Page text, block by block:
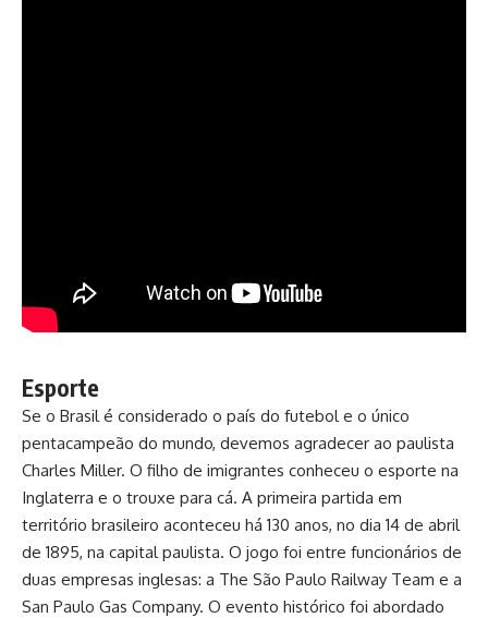
Esporte
Se o Brasil é considerado o país do futebol e o único
pentacampeão do mundo, devemos agradecer ao paulista
Charles Miller. O filho de imigrantes conheceu o esporte na
Inglaterra e o trouxe para cá. A primeira partida em
território brasileiro aconteceu há 130 anos, no dia 14 de abril
de 1895, na capital paulista. O jogo foi entre funcionários de
duas empresas inglesas: a The São Paulo Railway Team e a
San Paulo Gas Company. O evento histórico foi abordado